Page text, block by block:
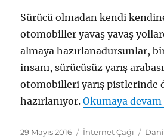
Sürücü olmadan kendi
otomobiller yavaş yavaş
almaya hazırlanadursunlar,
insanı, sürücüsüz yarış
otomobilleri yarış pistlerinde
hazırlanıyor.Okumaya devam
Yayın
29 Mayıs 2016 Kategoriler
İnternet Çağı